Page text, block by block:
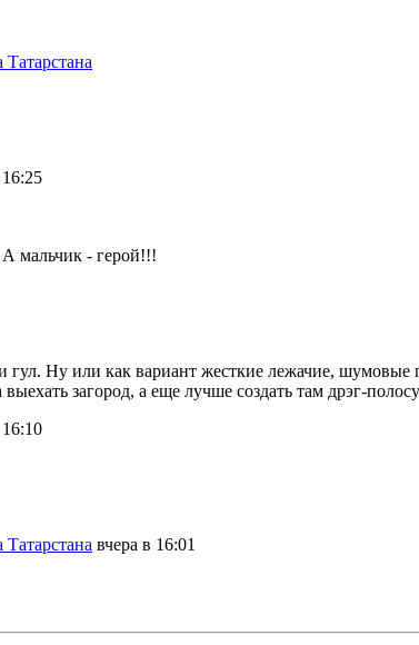
мальчик - герой!!!
Ну или как вариант жесткие лежачие, шумовые
загород, а еще лучше создать там дрэг-
вчера в 16:01